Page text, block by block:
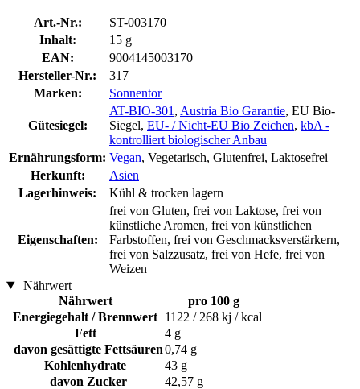
Art.-Nr.:
ST-003170
Inhalt:
15 g
EAN:
9004145003170
Hersteller-Nr.:
317
Marken:
Sonnentor
Gütesiegel:
AT-BIO-301 , Austria Bio Garantie, EU Bio-
Siegel, EU- / Nicht-EU Bio Zeichen, kbA -
kontrolliert biologischer Anbau
Ernährungsform: Vegan, Vegetarisch, Glutenfrei, Laktosefrei
Herkunft:
Asien
Lagerhinweis:
Kühl & trocken lagern
Eigenschaften:
frei von Gluten, frei von Laktose, frei von
künstliche Aromen, frei von künstlichen
Farbstoffen, frei von Geschmacksverstärkern,
frei von Salzzusatz, frei von Hefe, frei von
Weizen
Nährwert
Nährwert
pro 100 g
Energiegehalt / Brennwert 1122 / 268 kj / kcal
Fett
4 g
davon gesättigte Fettsäuren0,74 g
Kohlenhydrate
43 g
davon Zucker
42,57 g